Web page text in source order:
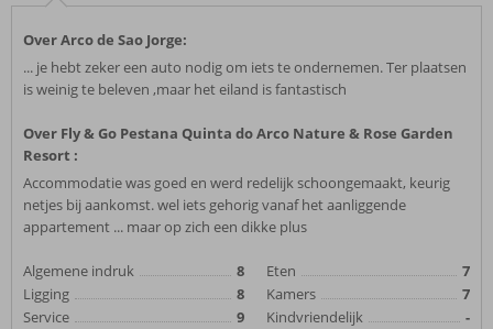
Over Arco de Sao Jorge:
... je hebt zeker een auto nodig om iets te ondernemen. Ter plaatsen
is weinig te beleven ,maar het eiland is fantastisch
Over Fly & Go Pestana Quinta do Arco Nature & Rose Garden
Resort :
Accommodatie was goed en werd redelijk schoongemaakt, keurig
netjes bij aankomst. wel iets gehorig vanaf het aanliggende
appartement ... maar op zich een dikke plus
Algemene indruk
8
Ligging
8
Service
9
Eten
7
Kamers
7
Kindvriendelijk
-